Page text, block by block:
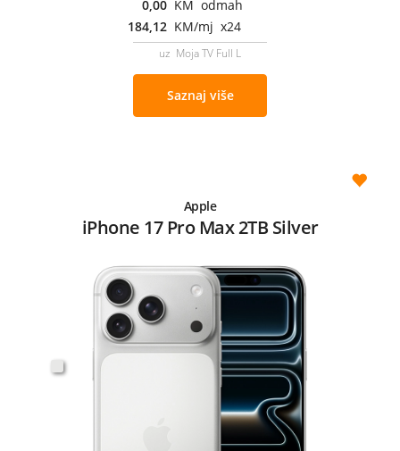
0,00 KM odmah
184,12 KM/mj x24
uz Moja TV Full L
Saznaj više
Apple
iPhone 17 Pro Max 2TB Silver